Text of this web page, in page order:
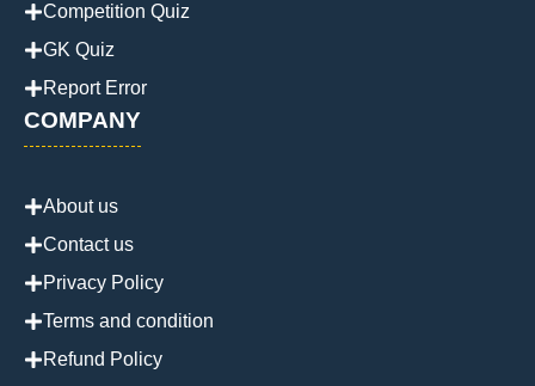
Competition Quiz
GK Quiz
Report Error
COMPANY
About us
Contact us
Privacy Policy
Terms and condition
Refund Policy